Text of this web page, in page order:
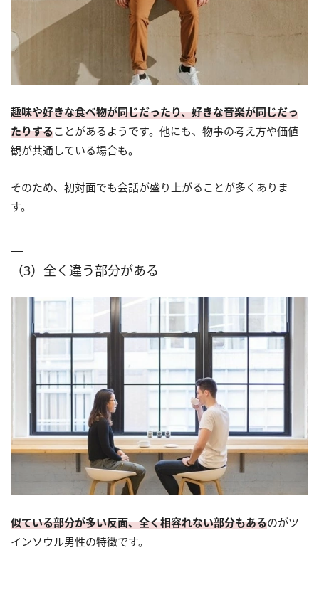
趣味や好きな食べ物が同じだったり、好きな音楽が同じだっ
たりすることがあるようです。他にも、物事の考え方や価値
観が共通している場合も。
そのため、初対面でも会話が盛り上がることが多くありま
す。
（3）全く違う部分がある
似ている部分が多い反面、全く相容れない部分もあるのがツ
インソウル男性の特徴です。